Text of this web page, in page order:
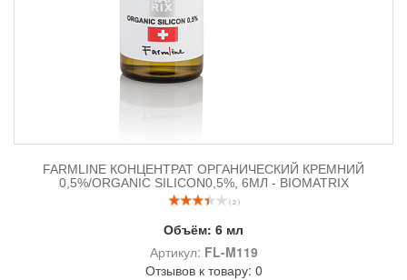
FARMLINE КОНЦЕНТРАТ ОРГАНИЧЕСКИЙ КРЕМНИЙ
0,5%/ORGANIC SILICON0,5%, 6МЛ - BIOMATRIX
( 2 )
Объём: 6 мл
Артикул: FL-M119
Отзывов к товару: 0